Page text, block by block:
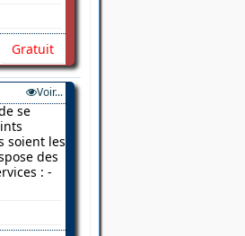
Gratuit
Voir...
se
soient les
des
: -